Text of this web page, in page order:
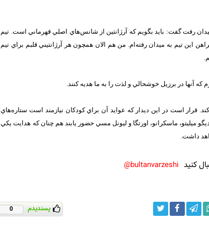
ميدان رفت گفت: بايد بگويم که آرژانتين از شانس‌هاي اصلي قهرماني است. تيم
اين تيم به ميدان رفته‌ام. من هم الان همچون هر آرژانتيني قلبم براي تيم
که آنها در برزيل خوشحالي و لذت را به ما هديه کنند.
قرار است در اين ديدار که عوايد آن براي کودکان نيازمند است ستاره‌هاي
ميليتو، ماسکرانو، اورتگا و ليونل مسي حضور يابند هم چنان که هدايت يکي
داشت.
کنید bultanvarzeshi@
پسندیدم 0